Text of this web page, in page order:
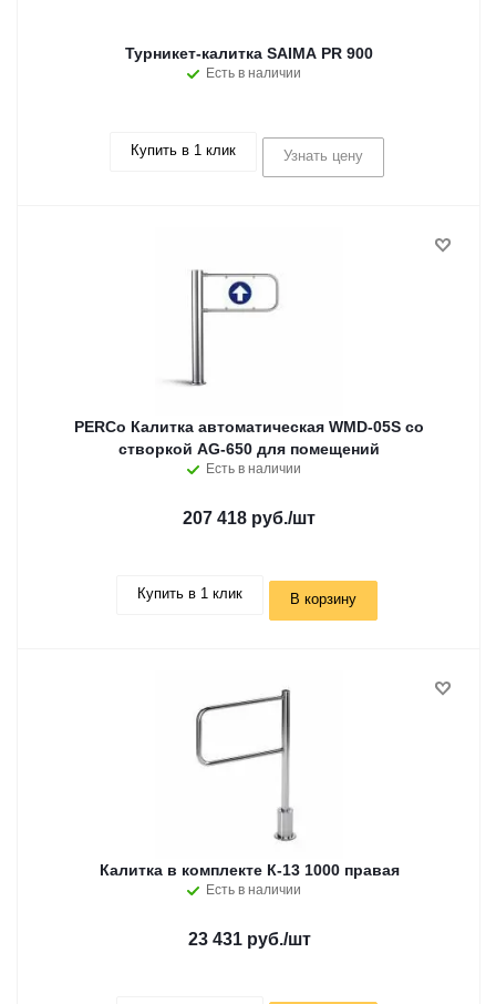
Турникет-калитка SAIMA PR 900
Есть в наличии
Купить в 1 клик Узнать цену
PERCo Калитка автоматическая WMD-05S со
створкой AG-650 для помещений
Есть в наличии
207 418 руб./шт
Купить в 1 клик В корзину
Калитка в комплекте К-13 1000 правая
Есть в наличии
23 431 руб./шт